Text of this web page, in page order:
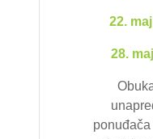
22.
28.